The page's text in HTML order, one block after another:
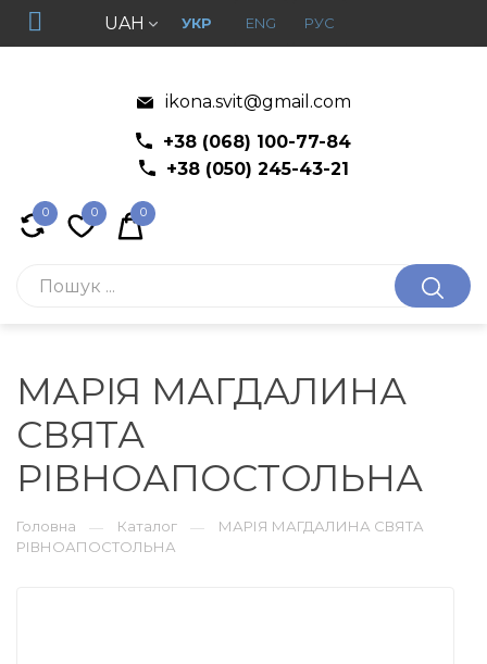
UAH УКР ENG РУС
ikona.svit@gmail.com
+38 (068) 100-77-84
+38 (050) 245-43-21
0 0 0
МАРІЯ МАГДАЛИНА
СВЯТА
РІВНОАПОСТОЛЬНА
Головна — Каталог —
МАРІЯ МАГДАЛИНА СВЯТА
РІВНОАПОСТОЛЬНА